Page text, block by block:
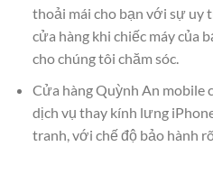
thoải mái cho bạn với sự uy
cửa hàng khi chiếc máy của
cho chúng tôi chăm sóc.
Cửa hàng Quỳnh An mobile
dịch vụ thay kính lưng
tranh, với chế độ bảo hành